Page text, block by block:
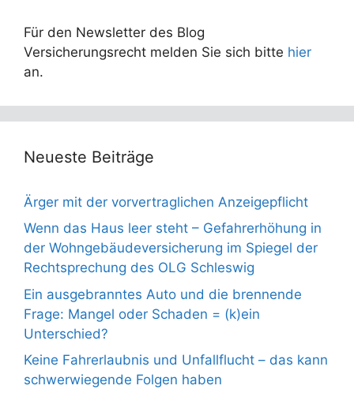
Für den Newsletter des Blog
Versicherungsrecht melden Sie sich bitte hier
an.
Neueste Beiträge
Ärger mit der vorvertraglichen Anzeigepflicht
Wenn das Haus leer steht – Gefahrerhöhung in
der Wohngebäudeversicherung im Spiegel der
Rechtsprechung des OLG Schleswig
Ein ausgebranntes Auto und die brennende
Frage: Mangel oder Schaden = (k)ein
Unterschied?
Keine Fahrerlaubnis und Unfallflucht – das kann
schwerwiegende Folgen haben